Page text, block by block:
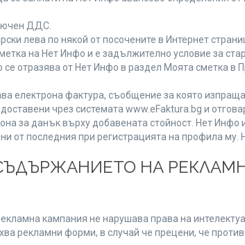
ДДС.
лева по някой от посочените в Интернет
на Нет Инфо и е задължително условие за
отразява от Нет Инфо в раздел Моята сметка
електрона фактура, съобщение за която
чрез системата www.eFaktura.bg и
за данък върху добавената стойност. Нет
последния при регистрацията на профила му.
НА
кампания не нарушава права на
рекламни форми, в случай че прецени, че